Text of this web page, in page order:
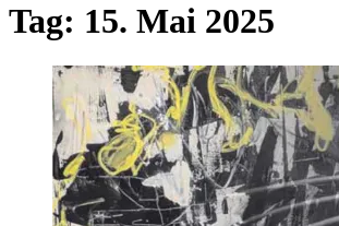
Tag: 15. Mai 2025